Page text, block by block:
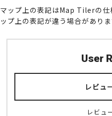
マップ上の表記はMap Tilerの仕
ップ上の表記が違う場合がありま
User
レビュ
レビュ